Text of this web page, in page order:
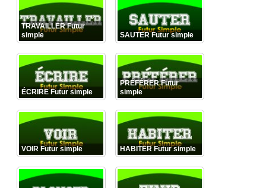
TRAVAILLER Futur
simple
SAUTER Futur simple
ÉCRIRE Futur simple
PRÉFÉRER Futur
simple
VOIR Futur simple HABITER Futur simple